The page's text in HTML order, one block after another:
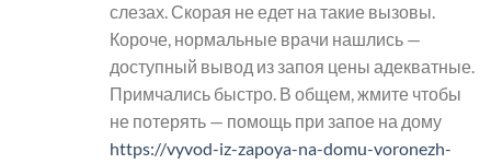
слезах. Скорая не едет на такие вызовы.
Короче, нормальные врачи нашлись —
доступный вывод из запоя цены адекватные.
Примчались быстро. В общем, жмите чтобы
не потерять — помощь при запое на дому
https://vyvod-iz-zapoya-na-domu-voronezh-